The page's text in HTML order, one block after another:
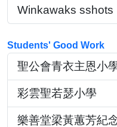
Winkawaks sshots
Students' Good Work
聖公會青衣主恩小
彩雲聖若瑟小學
樂善堂梁黃蕙芳紀